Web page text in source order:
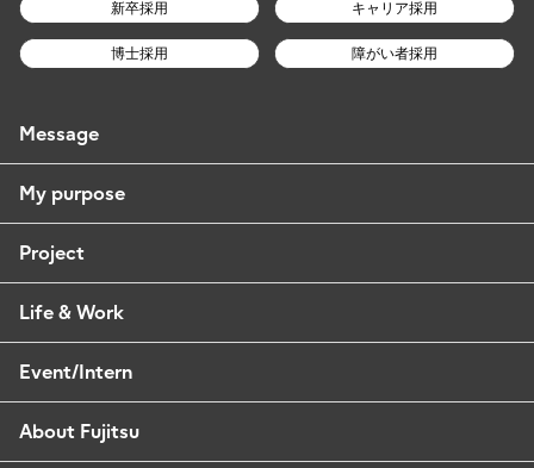
新卒採用 キャリア採用
博士採用 障がい者採用
Message
My purpose
Project
Life & Work
Event/Intern
About Fujitsu